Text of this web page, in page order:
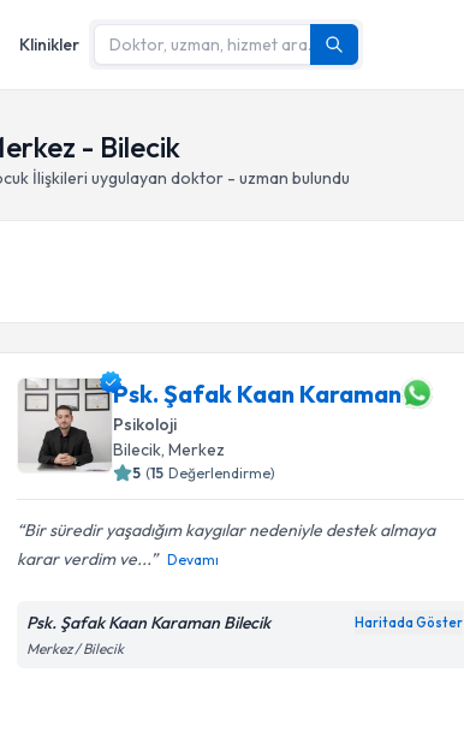
Klinikler
- Bilecik
İlişkileri uygulayan doktor - uzman bulundu
Psk. Şafak Kaan Karaman
Psikoloji
Bilecik, Merkez
5 (15 Değerlendirme)
Bir süredir yaşadığım kaygılar nedeniyle destek almaya
karar verdim ve...
Devamı
Psk. Şafak Kaan Karaman Bilecik Haritada Göster
Merkez / Bilecik